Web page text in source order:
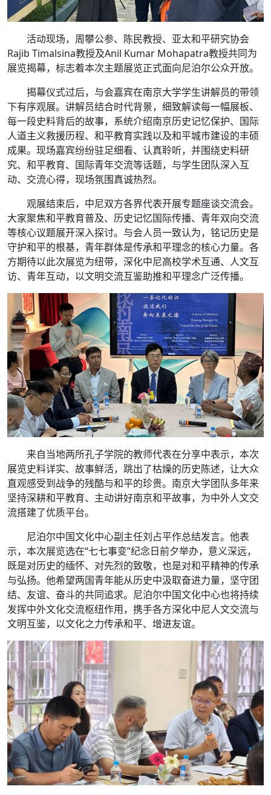
活动现场，周攀公参、陈民教授、亚太和平研究协会
Rajib Timalsina教授及Anil Kumar Mohapatra教授共同为
展览揭幕，标志着本次主题展览正式面向尼泊尔公众开放。
揭幕仪式过后，与会嘉宾在南京大学学生讲解员的带领
下有序观展。讲解员结合时代背景，细致解读每一幅展板、
每一段史料背后的故事，系统介绍南京历史记忆保护、国际
人道主义救援历程、和平教育实践以及和平城市建设的丰硕
成果。现场嘉宾纷纷驻足细看、认真聆听，并围绕史料研
究、和平教育、国际青年交流等话题，与学生团队深入互
动、交流心得，现场氛围真诚热烈。
观展结束后，中尼双方各界代表开展专题座谈交流会。
大家聚焦和平教育普及、历史记忆国际传播、青年双向交流
等核心议题展开深入探讨。与会人员一致认为，铭记历史是
守护和平的根基，青年群体是传承和平理念的核心力量。各
方期待以此次展览为纽带，深化中尼高校学术互通、人文互
访、青年互动，以文明交流互鉴助推和平理念广泛传播。
来自当地两所孔子学院的教师代表在分享中表示，本次
展览史料详实、故事鲜活，跳出了枯燥的历史陈述，让大众
直观感受到战争的残酷与和平的珍贵。南京大学团队多年来
坚持深耕和平教育、主动讲好南京和平故事，为中外人文交
流搭建了优质平台。
尼泊尔中国文化中心副主任刘占平作总结发言。他表
示，本次展览选在“七七事变”纪念日前夕举办，意义深远，
既是对历史的缅怀、对先烈的致敬，也是对和平精神的传承
与弘扬。他希望两国青年能从历史中汲取奋进力量，坚守团
结、友谊、奋斗的共同追求。尼泊尔中国文化中心也将持续
发挥中外文化交流枢纽作用，携手各方深化中尼人文交流与
文明互鉴，以文化之力传承和平、增进友谊。